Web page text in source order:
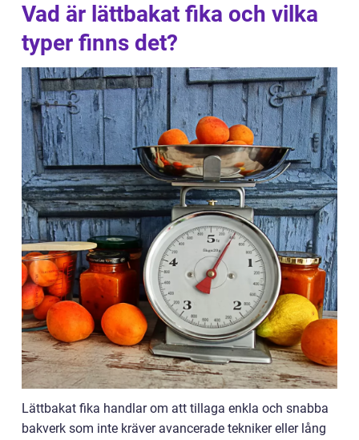
Vad är lättbakat fika och vilka
typer finns det?
Lättbakat fika handlar om att tillaga enkla och snabba
bakverk som inte kräver avancerade tekniker eller lång